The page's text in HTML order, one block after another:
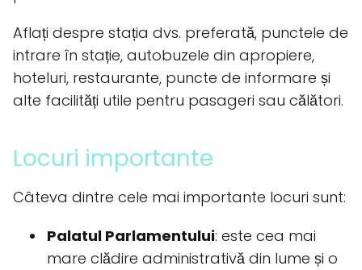
Aflați despre stația dvs. preferată, punctele de
intrare în stație, autobuzele din apropiere,
hoteluri, restaurante, puncte de informare și
alte facilități utile pentru pasageri sau călători.
Locuri importante
Câteva dintre cele mai importante locuri sunt:
Palatul Parlamentului: este cea mai
mare clădire administrativă din lume și o